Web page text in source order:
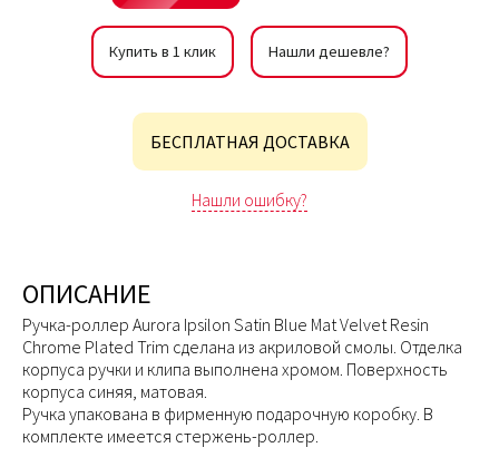
Купить в 1 клик Нашли дешевле?
БЕСПЛАТНАЯ ДОСТАВКА
Нашли ошибку?
ОПИСАНИЕ
Ручка-роллер Aurora Ipsilon Satin Blue Mat Velvet Resin
Chrome Plated Trim сделана из акриловой смолы. Отделка
корпуса ручки и клипа выполнена хромом. Поверхность
корпуса синяя, матовая.
Ручка упакована в фирменную подарочную коробку. В
комплекте имеется стержень-роллер.